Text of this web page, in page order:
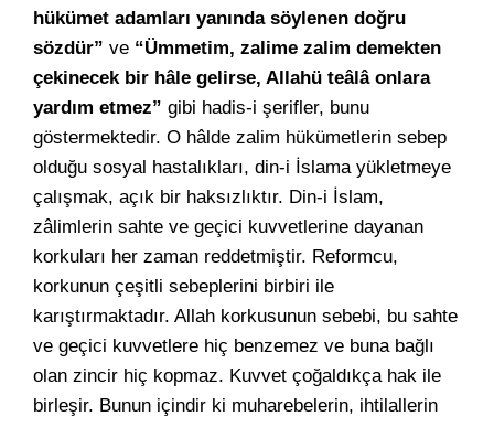
hükümet adamları yanında söylenen doğru
sözdür” ve “Ümmetim, zalime zalim demekten
çekinecek bir hâle gelirse, Allahü teâlâ onlara
yardım etmez” gibi hadis-i şerifler, bunu
göstermektedir. O hâlde zalim hükümetlerin sebep
olduğu sosyal hastalıkları, din-i İslama yükletmeye
çalışmak, açık bir haksızlıktır. Din-i İslam,
zâlimlerin sahte ve geçici kuvvetlerine dayanan
korkuları her zaman reddetmiştir. Reformcu,
korkunun çeşitli sebeplerini birbiri ile
karıştırmaktadır. Allah korkusunun sebebi, bu sahte
ve geçici kuvvetlere hiç benzemez ve buna bağlı
olan zincir hiç kopmaz. Kuvvet çoğaldıkça hak ile
birleşir. Bunun içindir ki muharebelerin, ihtilallerin